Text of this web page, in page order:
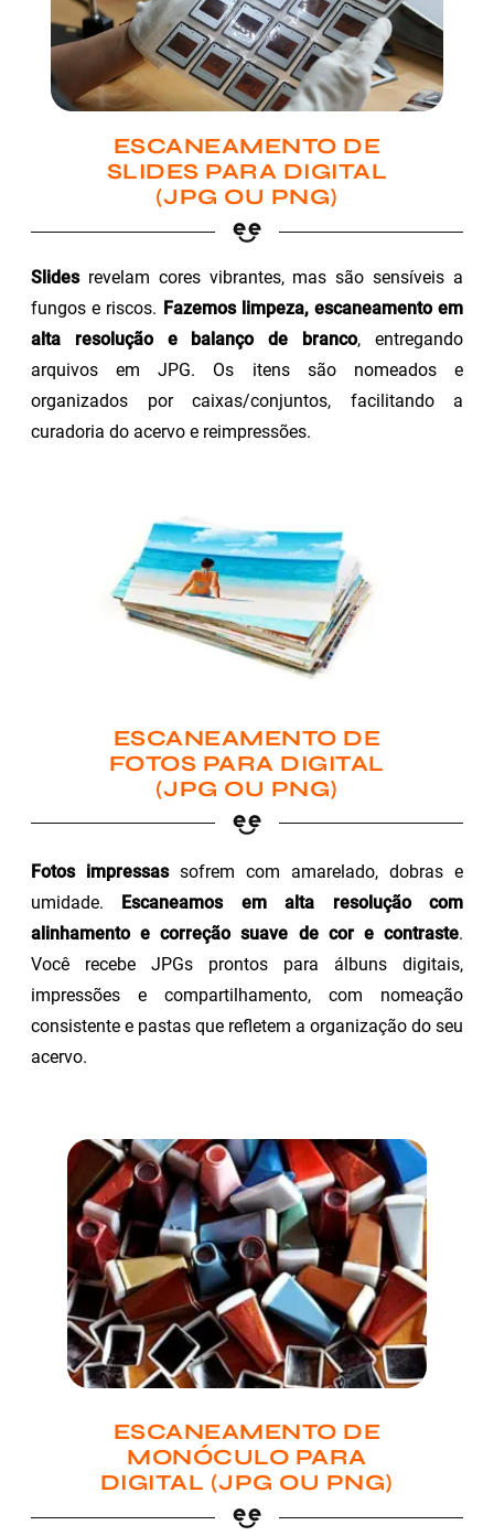
ESCANEAMENTO DE
SLIDES PARA DIGITAL
(JPG OU PNG)
Slidesrevelam cores vibrantes, mas são sensíveis a
fungos e riscos. Fazemos limpeza, escaneamento em
alta resolução e balanço de branco, entregando
arquivos em JPG. Os itens são nomeados e
organizados por caixas/conjuntos, facilitando a
curadoria do acervo e reimpressões.
ESCANEAMENTO DE
FOTOS PARA DIGITAL
(JPG OU PNG)
Fotos impressassofrem com amarelado, dobras e
umidade. Escaneamos em alta resolução com
alinhamento e correção suave de cor e contraste.
Você recebe JPGs prontos para álbuns digitais,
impressões e compartilhamento, com nomeação
consistente e pastas que refletem a organização do seu
acervo.
ESCANEAMENTO DE
MONÓCULO PARA
DIGITAL (JPG OU PNG)